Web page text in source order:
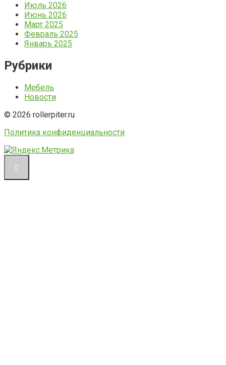
Июль 2026
Июнь 2026
Март 2025
Февраль 2025
Январь 2025
Рубрики
Мебель
Новости
© 2026 rollerpiter.ru
Политика конфиденциальности